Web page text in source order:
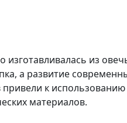
изготавливалась из
а развитие
к использованию
материалов.